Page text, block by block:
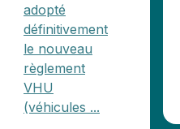
adopté
définitivement
le nouveau
règlement
VHU
(véhicules ...